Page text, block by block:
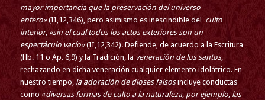
mayor importancia que la preservación del universo
entero»(II,12,346), pero asimismo es inescindible del culto
interior, «sin el cual todos los actos exteriores son un
espectáculo vacío»(II,12,342). Defiende, de acuerdo a la Escritura
(Hb. 11 o Ap. 6,9) y la Tradición, la veneración de los santos,
rechazando en dicha veneración cualquier elemento idolátrico. En
nuestro tiempo, la adoración de dioses falsosincluye conductas
como «diversas formas de culto a la naturaleza, por ejemplo, las